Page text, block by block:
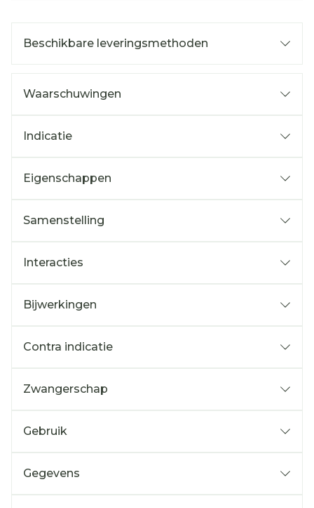
Beschikbare leveringsmethoden
Waarschuwingen
Indicatie
Eigenschappen
Samenstelling
Interacties
Bijwerkingen
Contra indicatie
Zwangerschap
Gebruik
Gegevens